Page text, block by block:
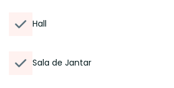
Hall
Sala de Jantar